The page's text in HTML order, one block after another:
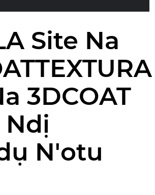
Site Na
3DCOAT
Ndị
N'otu